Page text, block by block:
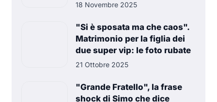
18 Novembre 2025
"Si è sposata ma che caos".
Matrimonio per la figlia dei
due super vip: le foto rubate
21 Ottobre 2025
"Grande Fratello", la frase
shock di Simo che dice